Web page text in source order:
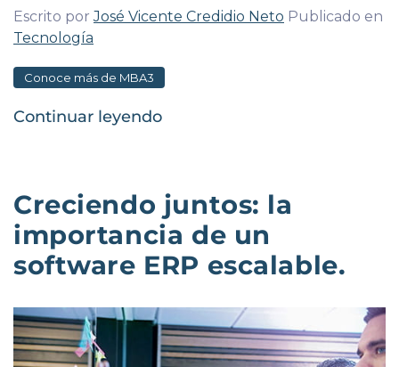
Escrito porJosé Vicente Credidio Neto Publicado en
Tecnología
Conoce más de MBA3
Continuar leyendo
Creciendo juntos: la
importancia de un
software ERP escalable.